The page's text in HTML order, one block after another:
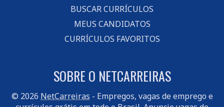
BUSCAR CURRÍCULOS
MEUS CANDIDATOS
CURRÍCULOS FAVORITOS
SOBRE O NETCARREIRAS
© 2026 NetCarreiras - Empregos, vagas de emprego e